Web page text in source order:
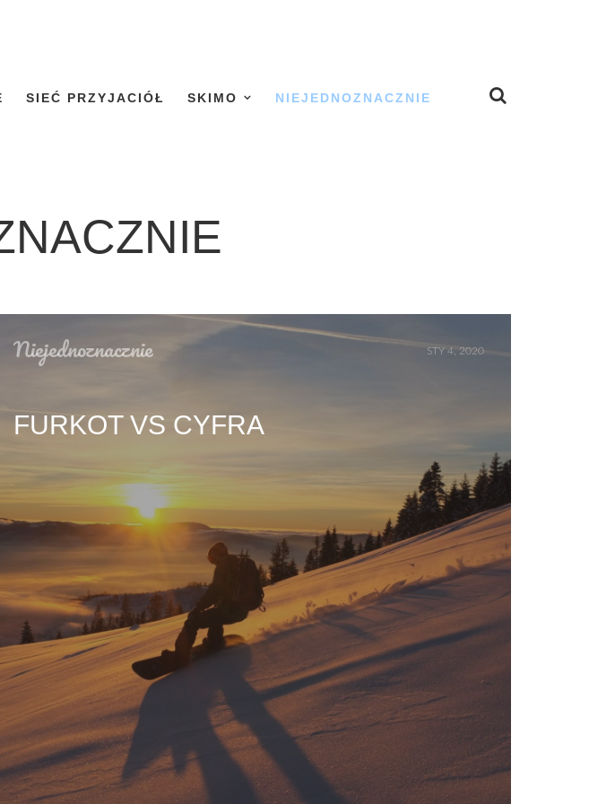
SIEĆ PRZYJACIÓŁ SKIMO NIEJEDNOZNACZNIE
Niejednoznacznie STY 4, 2020
FURKOT VS CYFRA